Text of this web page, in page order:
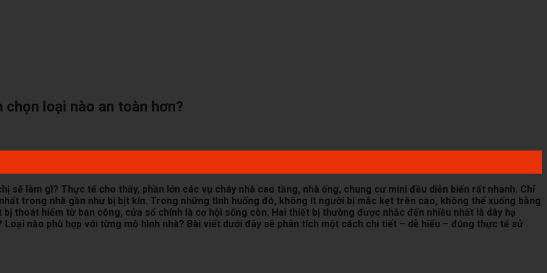
loại nào an toàn hơn?
sẽ làm gì? Thực tế cho thấy, phần lớn các vụ cháy nhà cao tầng, nhà ống, chung cư mini đều diễn biến rất nhanh. Chỉ
trong nhà gần như bị bịt kín. Trong những tình huống đó, không ít người bị mắc kẹt trên cao, không thể xuống bằng
thoát hiểm từ ban công, cửa sổ chính là cơ hội sống còn. Hai thiết bị thường được nhắc đến nhiều nhất là dây hạ
nào phù hợp với từng mô hình nhà? Bài viết dưới đây sẽ phân tích một cách chi tiết – dễ hiểu – đúng thực tế sử